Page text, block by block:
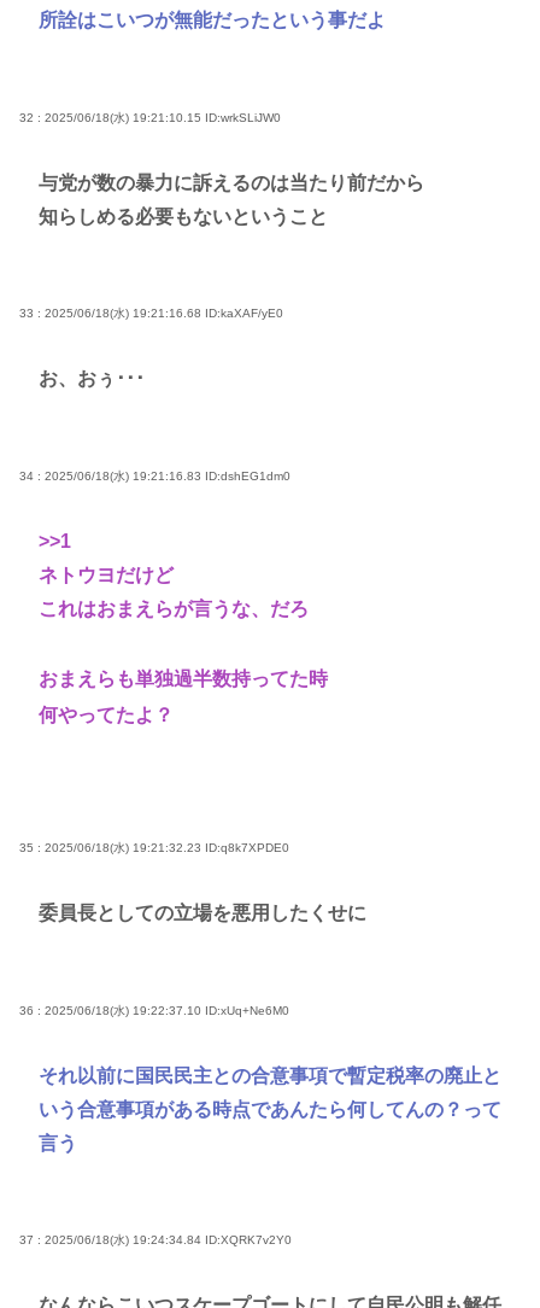
所詮はこいつが無能だったという事だよ
32 : 2025/06/18(水) 19:21:10.15 ID:wrkSLiJW0
与党が数の暴力に訴えるのは当たり前だから
知らしめる必要もないということ
33 : 2025/06/18(水) 19:21:16.68 ID:kaXAF/yE0
お、おぅ･･･
34 : 2025/06/18(水) 19:21:16.83 ID:dshEG1dm0
>>1
ネトウヨだけど
これはおまえらが言うな、だろ
おまえらも単独過半数持ってた時
何やってたよ？
35 : 2025/06/18(水) 19:21:32.23 ID:q8k7XPDE0
委員長としての立場を悪用したくせに
36 : 2025/06/18(水) 19:22:37.10 ID:xUq+Ne6M0
それ以前に国民民主との合意事項で暫定税率の廃止と
いう合意事項がある時点であんたら何してんの？って
言う
37 : 2025/06/18(水) 19:24:34.84 ID:XQRK7v2Y0